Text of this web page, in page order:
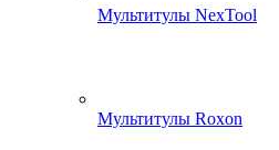
Мультитулы NexTool
Мультитулы Roxon